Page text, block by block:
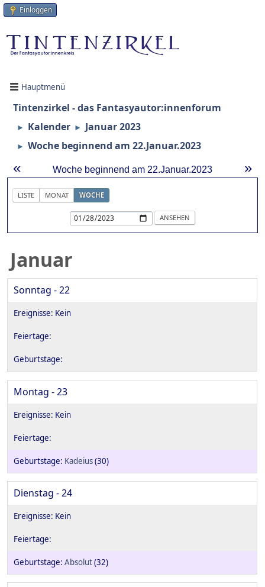
Einloggen
Hauptmenü
Tintenzirkel - das Fantasyautor:innenforum
► Kalender ► Januar 2023
► Woche beginnend am 22.Januar.2023
« »
Woche beginnend am 22.Januar.2023
LISTE MONAT WOCHE
Januar
Sonntag - 22
Montag - 23
Kadeius(30)
Dienstag - 24
Absolut(32)